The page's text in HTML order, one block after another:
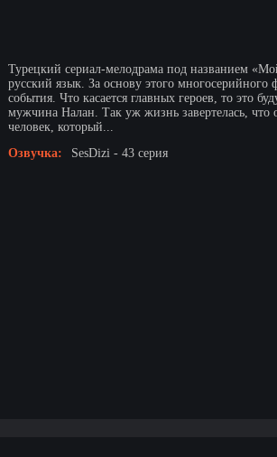
Турецкий сериал-мелодрама под названием
русский язык. За основу этого многосерийного
события. Что касается главных героев, то это
мужчина Налан. Так уж жизнь завертелась, что
человек, который...
Озвучка:
SesDizi - 43 серия